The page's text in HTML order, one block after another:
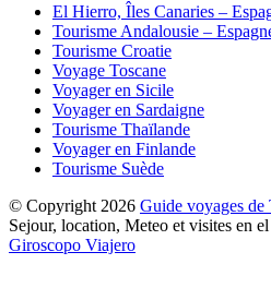
El Hierro, Îles Canaries –
Tourisme Andalousie –
Tourisme Croatie
Voyage Toscane
Voyager en Sicile
Voyager en Sardaigne
Tourisme Thaïlande
Voyager en Finlande
Tourisme Suède
© Copyright 2026 Guide voyages de
Sejour, location, Meteo et visites en
Giroscopo Viajero